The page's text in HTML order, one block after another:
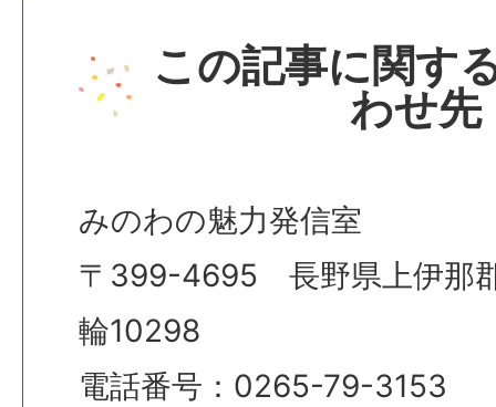
この記事に関す
わせ先
みのわの魅力発信室
〒399-4695 長野県上伊那
輪10298
電話番号：0265-79-3153